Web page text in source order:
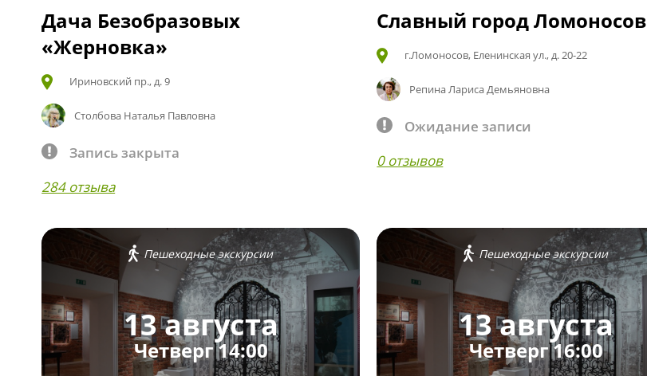
Дача Безобразовых
«Жерновка»
Ириновский пр., д. 9
Столбова Наталья Павловна
Запись закрыта
284 отзыва
Славный город Ломоносов
г.Ломоносов, Еленинская ул., д. 20-22
Репина Лариса Демьяновна
Ожидание записи
0 отзывов
Пешеходные экскурсии
13 августа
Четверг 14:00
Пешеходные экскурсии
13 августа
Четверг 16:00